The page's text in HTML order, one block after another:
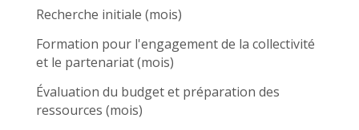
Recherche initiale (mois)
Formation pour l'engagement de la collectivité
et le partenariat (mois)
Évaluation du budget et préparation des
ressources (mois)